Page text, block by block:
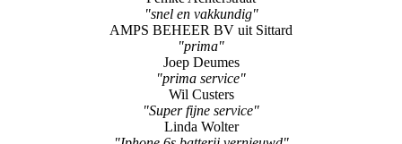
"snel en vakkundig"
AMPS BEHEER BV uit Sittard
"prima"
Joep Deumes
"prima service"
Wil Custers
"Super fijne service"
Linda Wolter